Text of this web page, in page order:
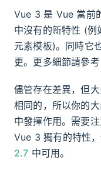
Vue 3 是 Vue 當前
中沒有的新特性 (
元素模板)。同時它
更。更多細節請參考
儘管存在差異，但
相同的，所以你的
中發揮作用。需要
Vue 3 獨有的特性
2.7 中可用。